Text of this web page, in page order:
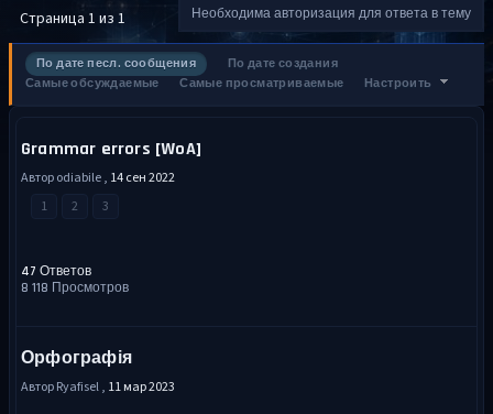
Страница 1 из 1 Необходима авторизация для ответа в тему
По дате песл. сообщения
По дате создания
Самые обсуждаемые
Самые просматриваемые Настроить
Grammar errors [WoA]
Автор odiabile , 14 сен 2022
1
2 3
47 Ответов
8 118 Просмотров
Орфографія
Автор Ryafisel , 11 мар 2023